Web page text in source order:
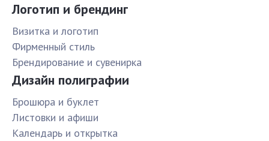
Логотип и брендинг
Визитка и логотип
Фирменный стиль
Брендирование и сувенирка
Дизайн полиграфии
Брошюра и буклет
Листовки и афиши
Календарь и открытка